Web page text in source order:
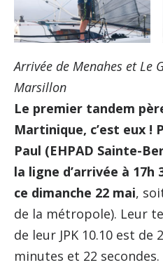
Arrivée de Menahes et Le
Marsillon
Le premier tandem
Martinique, c’est eux !
Paul (EHPAD Sainte-
la ligne d’arrivée à 17h
ce dimanche 22 mai,
de la métropole). Leur
de leur JPK 10.10 est de
minutes et 22